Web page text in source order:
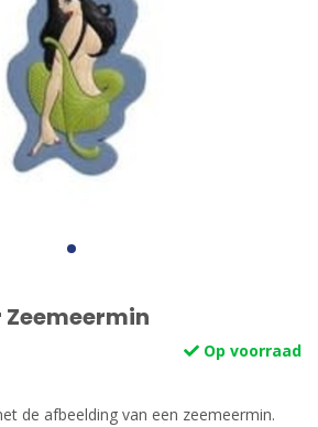
Op voorraad
de afbeelding van een zeemeermin.